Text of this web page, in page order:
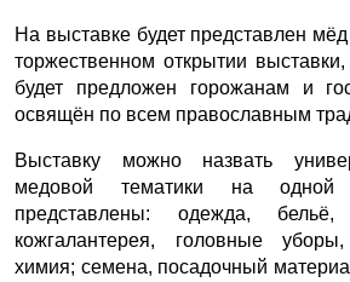
На выставке будет представлен
торжественном открытии
будет предложен горожанам и
освящён по всем православным
Выставку можно назвать
медовой тематики на одной
представлены: одежда, бельё,
кожгалантерея, головные
химия; семена, посадочный